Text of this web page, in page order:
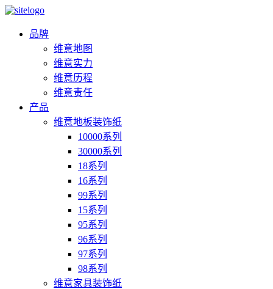
品牌
维意地图
维意实力
维意历程
维意责任
产品
维意地板装饰纸
10000系列
30000系列
18系列
16系列
99系列
15系列
95系列
96系列
97系列
98系列
维意家具装饰纸